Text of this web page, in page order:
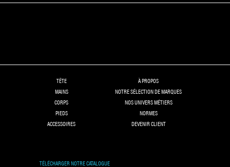
TÊTE
MAINS
CORPS
PIEDS
ACCESSOIRES
À PROPOS
NOTRE SÉLECTION DE MARQUES
NOS UNIVERS MÉTIERS
NORMES
DEVENIR CLIENT
TÉLÉCHARGER NOTRE CATALOGUE